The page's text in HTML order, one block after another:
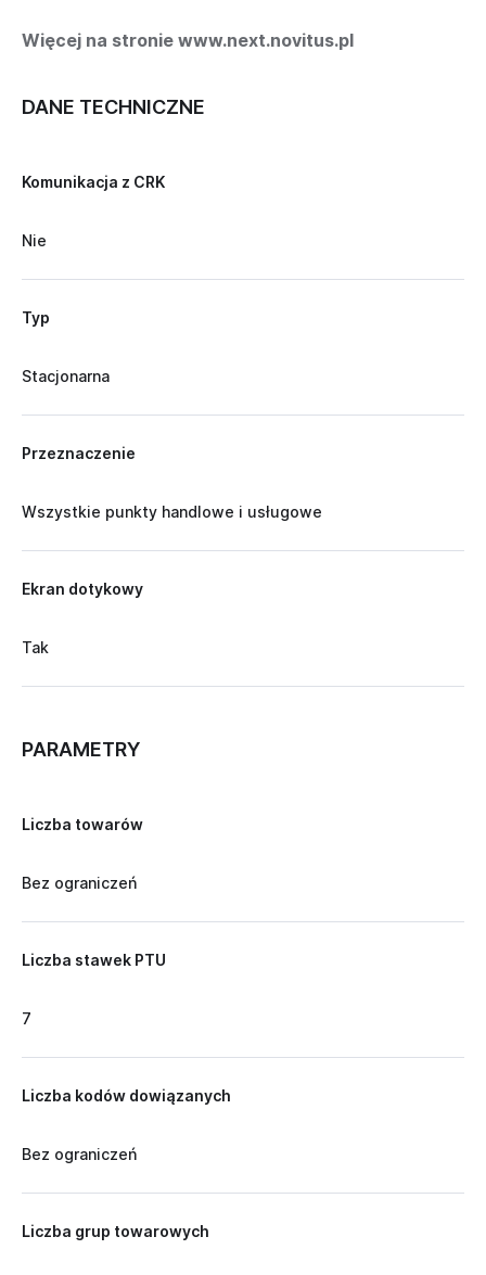
Więcej na stronie www.next.novitus.pl
DANE TECHNICZNE
Komunikacja z CRK
Nie
Typ
Stacjonarna
Przeznaczenie
Wszystkie punkty handlowe i usługowe
Ekran dotykowy
Tak
PARAMETRY
Liczba towarów
Bez ograniczeń
Liczba stawek PTU
7
Liczba kodów dowiązanych
Bez ograniczeń
Liczba grup towarowych